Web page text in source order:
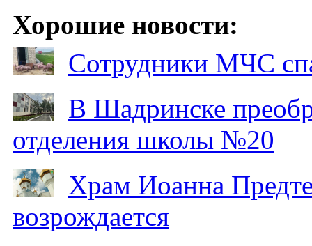
Хорошие новости:
Сотрудники МЧС
В Шадринске
отделения школы №20
Храм Иоанна
возрождается